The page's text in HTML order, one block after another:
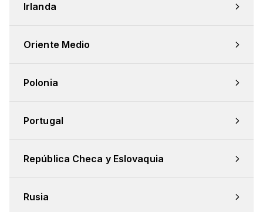
Irlanda
Oriente Medio
Polonia
Portugal
República Checa y Eslovaquia
Rusia